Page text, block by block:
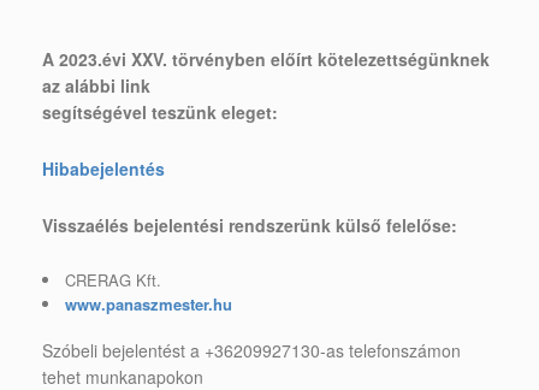
A 2023.évi XXV. törvényben előírt kötelezettségünknek
az alábbi link
segítségével teszünk eleget:
Hibabejelentés
Visszaélés bejelentési rendszerünk külső felelőse:
CRERAG Kft.
www.panaszmester.hu
Szóbeli bejelentést a +36209927130-as telefonszámon
tehet munkanapokon